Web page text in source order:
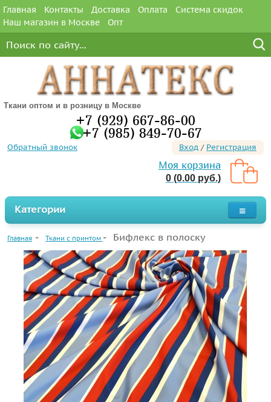
Главная Контакты Доставка Оплата
Система скидок
Наш магазин в Москве
Опт
Ткани оптом и в розницу в Москве
+7 (929) 667-86-00
+7 (985) 849-70-67
Обратный звонок Вход / Регистрация
Моя корзина
0 (0.00 руб.)
Категории
Главная Ткани с принтом Бифлекс в полоску